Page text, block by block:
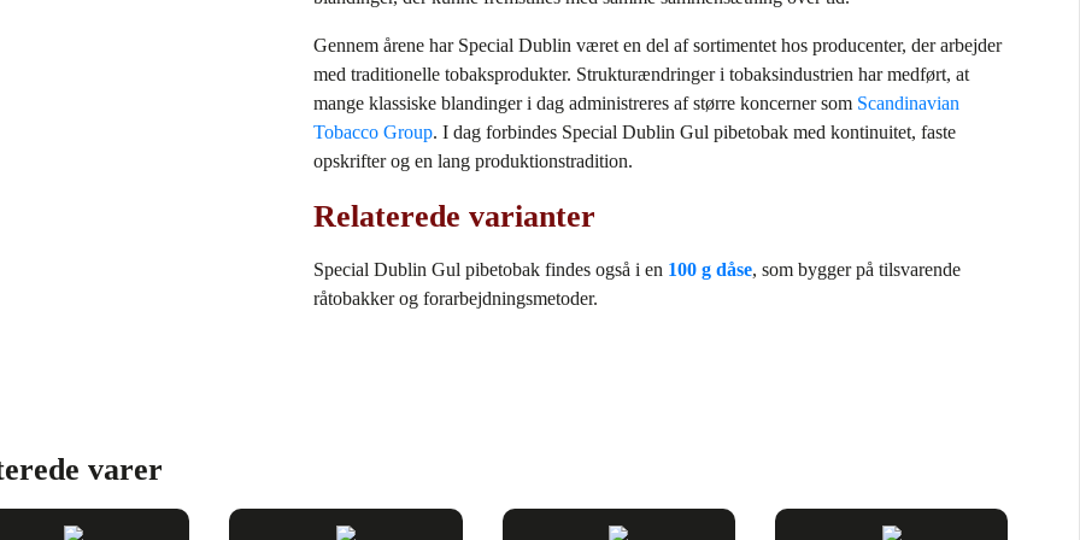
Gennem årene har Special Dublin været en del af sortimentet hos producenter, der arbejder
med traditionelle tobaksprodukter. Strukturændringer i tobaksindustrien har medført, at
mange klassiske blandinger i dag administreres af større koncerner som Scandinavian
Tobacco Group. I dag forbindes Special Dublin Gul pibetobak med kontinuitet, faste
opskrifter og en lang produktionstradition.
Relaterede varianter
Special Dublin Gul pibetobak findes også i en 100 g dåse, som bygger på tilsvarende
råtobakker og forarbejdningsmetoder.
varer